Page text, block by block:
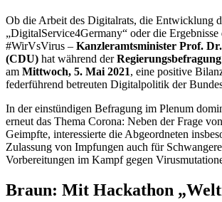
Ob die Arbeit des Digitalrats, die Entwicklung
„DigitalService4Germany“ oder die Ergebnisse
#WirVsVirus – Kanzleramtsminister Prof.
(CDU) hat während derRegierungsbefragung
am Mittwoch, 5. Mai 2021, eine positive
federführend betreuten Digitalpolitik der
In der einstündigen Befragung im Plenum
erneut das Thema Corona: Neben der Frage
Geimpfte, interessierte die Abgeordneten
Zulassung von Impfungen auch für
Vorbereitungen im Kampf gegen
Braun: Mit Hackathon